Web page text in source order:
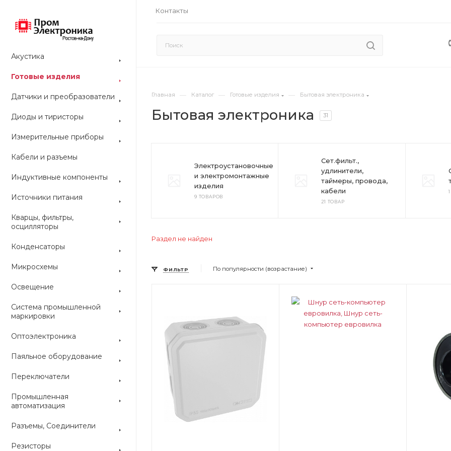
Контакты
Акустика
Готовые изделия
Датчики и преобразователи
Диоды и тиристоры
Измерительные приборы
Кабели и разъемы
Индуктивные компоненты
Источники питания
Кварцы, фильтры,
осцилляторы
Конденсаторы
Микросхемы
Освещение
Система промышленной
маркировки
Оптоэлектроника
Паяльное оборудование
Переключатели
Промышленная
автоматизация
Разъемы, Соединители
Резисторы
Главная — Каталог — Готовые изделия — Бытовая электроника
Бытовая электроника 31
Электроустановочные
и электромонтажные
изделия
9 ТОВАРОВ
Сет.фильт.,
удлинители,
таймеры, провода,
кабели
21 ТОВАР
Раздел не найден
ФИЛЬТР По популярности (возрастание)
Цвет